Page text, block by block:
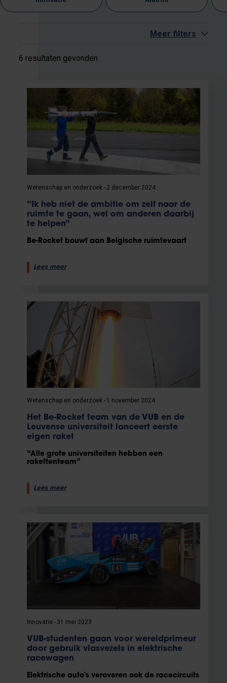
Meer filters
6 resultaten gevonden
Wetenschap en onderzoek 2 december 2024
“Ik heb niet de ambitie om zelf naar de
ruimte te gaan, wel om anderen daarbij
te helpen”
Be-Rocket bouwt aan Belgische ruimtevaart
Lees meer
Wetenschap en onderzoek 1 november 2024
Het Be-Rocket team van de VUB en de
Leuvense universiteit lanceert eerste
eigen raket
“Alle grote universiteiten hebben een
rakettenteam”
Lees meer
Innovatie 31 mei 2023
VUB-studenten gaan voor wereldprimeur
door gebruik vlasvezels in elektrische
racewagen
Elektrische auto's veroveren ook de racecircuits